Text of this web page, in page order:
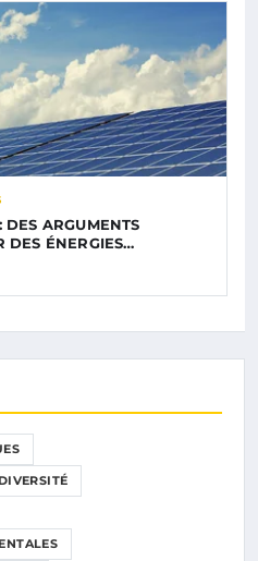
ARGUMENTS
DES ÉNERGIES…